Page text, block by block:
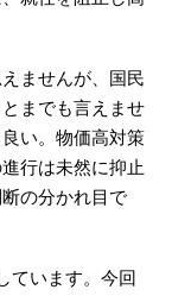
ませんが、国民
までも言えませ
い。物価高対策
行は未然に抑止
の分かれ目で
ています。今回